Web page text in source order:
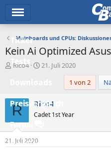
Ticker
Tests
Preisvergleich
Forum
Aktuelles
Mainboards und CPUs:
Kein Ai Optimized
E
e
e
Rico4
E
e
l
m
21. Juli 2020
1 von 2
R Rico4
Cadet 1st Year
21. Juli 2020